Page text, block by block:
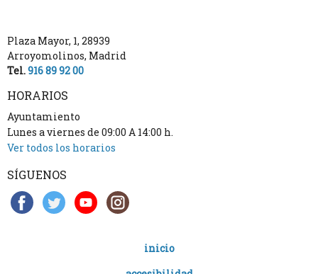
Plaza Mayor, 1, 28939
Arroyomolinos, Madrid
Tel.916 89 92 00
HORARIOS
Ayuntamiento
Lunes a viernes de 09:00 A 14:00 h.
Ver todos los horarios
SÍGUENOS
inicio